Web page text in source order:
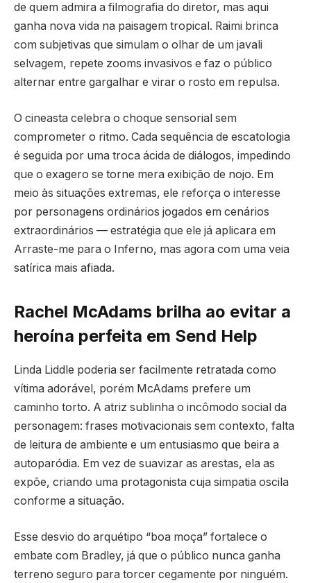
de quem admira a filmografia do diretor, mas aqui
ganha nova vida na paisagem tropical. Raimi brinca
com subjetivas que simulam o olhar de um javali
selvagem, repete zooms invasivos e faz o público
alternar entre gargalhar e virar o rosto em repulsa.
O cineasta celebra o choque sensorial sem
comprometer o ritmo. Cada sequência de escatologia
é seguida por uma troca ácida de diálogos, impedindo
que o exagero se torne mera exibição de nojo. Em
meio às situações extremas, ele reforça o interesse
por personagens ordinários jogados em cenários
extraordinários — estratégia que ele já aplicara em
Arraste-me para o Inferno, mas agora com uma veia
satírica mais afiada.
Rachel McAdams brilha ao evitar a
heroína perfeita em Send Help
Linda Liddle poderia ser facilmente retratada como
vítima adorável, porém McAdams prefere um
caminho torto. A atriz sublinha o incômodo social da
personagem: frases motivacionais sem contexto, falta
de leitura de ambiente e um entusiasmo que beira a
autoparódia. Em vez de suavizar as arestas, ela as
expõe, criando uma protagonista cuja simpatia oscila
conforme a situação.
Esse desvio do arquétipo “boa moça” fortalece o
embate com Bradley, já que o público nunca ganha
terreno seguro para torcer cegamente por ninguém.